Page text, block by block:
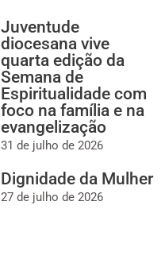
Juventude
diocesana vive
quarta edição da
Semana de
Espiritualidade com
foco na família e na
evangelização
31 de julho de 2026
Dignidade da Mulher
27 de julho de 2026